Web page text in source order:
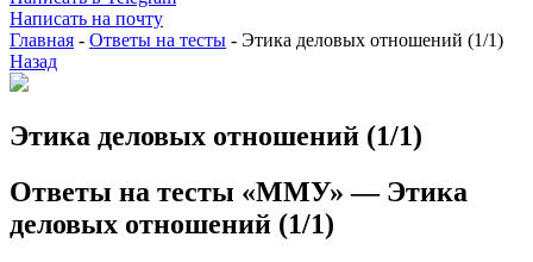
Написать на почту
Главная - Ответы на тесты - Этика деловых отношений (1/1)
Назад
Этика деловых отношений (1/1)
Ответы на тесты «ММУ» — Этика
деловых отношений (1/1)